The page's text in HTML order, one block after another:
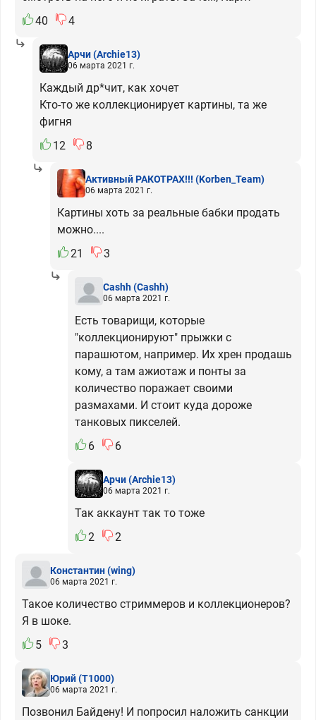
40
4
Арчи(Archie13)
06 марта 2021 г.
Каждый др*чит, как хочет
Кто-то же коллекционирует картины, та же
фигня
12
8
Активный РАКОТРАХ!!! (Korben_Team)
06 марта 2021 г.
Картины хоть за реальные бабки продать
можно....
21
3
Cashh(Cashh)
06 марта 2021 г.
Есть товарищи, которые
"коллекционируют" прыжки с
парашютом, например. Их хрен продашь
кому, а там ажиотаж и понты за
количество поражает своими
размахами. И стоит куда дороже
танковых пикселей.
6
6
Арчи(Archie13)
06 марта 2021 г.
Так аккаунт так то тоже
2
2
Константин(wing)
06 марта 2021 г.
Такое количество стриммеров и коллекционеров?
Я в шоке.
5
3
Юрий(T1000)
06 марта 2021 г.
Позвонил Байдену! И попросил наложить санкции